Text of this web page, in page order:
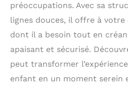
préoccupations. Avec sa
lignes douces, il offre à votre
dont il a besoin tout en
apaisant et sécurisé.
peut transformer
enfant en un moment serein